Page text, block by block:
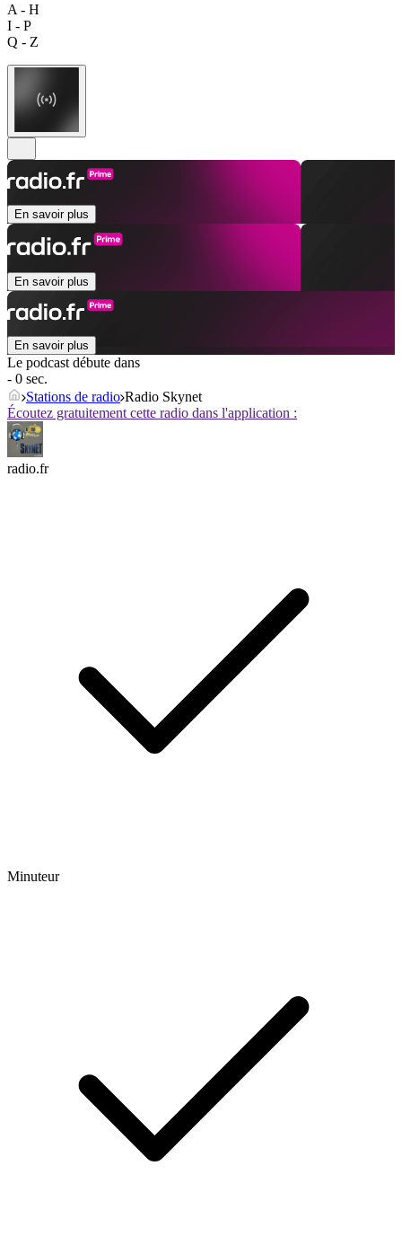
A - H
I - P
Q - Z
En savoir plus
En savoir plus
En savoir plus
Le podcast débute dans
- 0 sec.
Stations de radio Radio Skynet
Écoutez gratuitement cette radio dans l'application :
radio.fr
Minuteur